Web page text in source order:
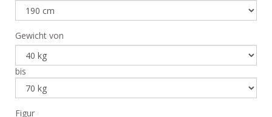
Gewicht von
bis
Figur